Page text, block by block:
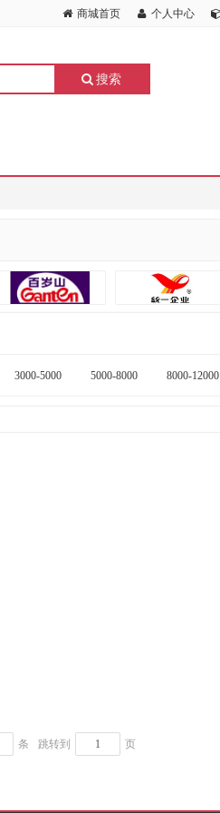
商城首页 个人中心
搜索
3000-5000 5000-8000 8000-12000
条 跳转到
页